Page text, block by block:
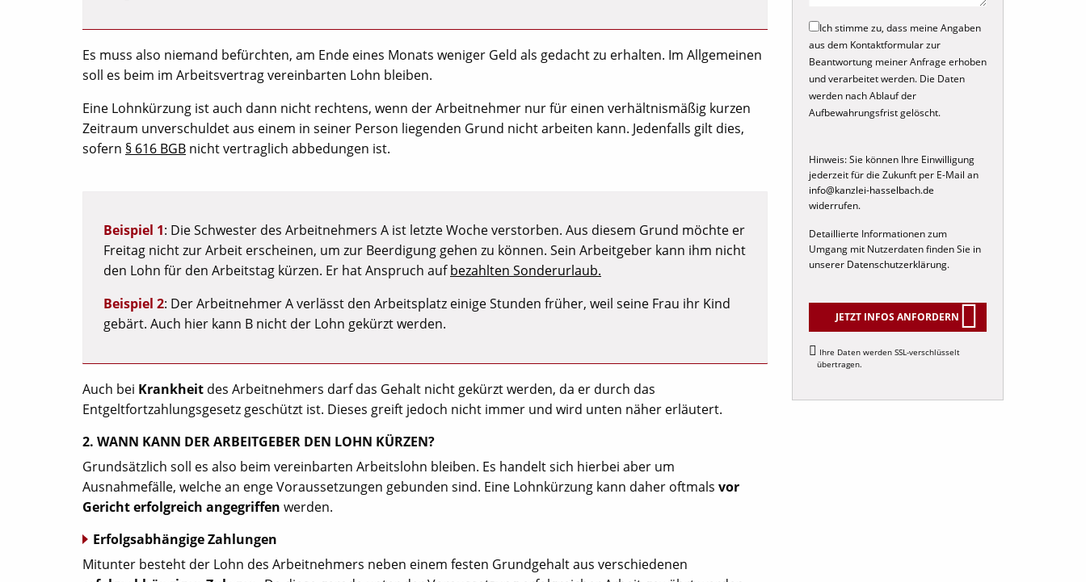
Es muss also niemand befürchten, am Ende eines Monats weniger Geld als gedacht zu erhalten. Im Allgemeinen
soll es beim im Arbeitsvertrag vereinbarten Lohn bleiben.
Eine Lohnkürzung ist auch dann nicht rechtens, wenn der Arbeitnehmer nur für einen verhältnismäßig kurzen
Zeitraum unverschuldet aus einem in seiner Person liegenden Grund nicht arbeiten kann. Jedenfalls gilt dies,
sofern § 616 BGB nicht vertraglich abbedungen ist.
Beispiel 1: Die Schwester des Arbeitnehmers A ist letzte Woche verstorben. Aus diesem Grund möchte er
Freitag nicht zur Arbeit erscheinen, um zur Beerdigung gehen zu können. Sein Arbeitgeber kann ihm nicht
den Lohn für den Arbeitstag kürzen. Er hat Anspruch aufbezahlten Sonderurlaub.
Beispiel 2: Der Arbeitnehmer A verlässt den Arbeitsplatz einige Stunden früher, weil seine Frau ihr Kind
gebärt. Auch hier kann B nicht der Lohn gekürzt werden.
Auch bei Krankheit des Arbeitnehmers darf das Gehalt nicht gekürzt werden, da er durch das
Entgeltfortzahlungsgesetz geschützt ist. Dieses greift jedoch nicht immer und wird unten näher erläutert.
2. WANN KANN DER ARBEITGEBER DEN LOHN KÜRZEN?
Grundsätzlich soll es also beim vereinbarten Arbeitslohn bleiben. Es handelt sich hierbei aber um
Ausnahmefälle, welche an enge Voraussetzungen gebunden sind. Eine Lohnkürzung kann daher oftmals vor
Gericht erfolgreich angegriffen werden.
Erfolgsabhängige Zahlungen
Mitunter besteht der Lohn des Arbeitnehmers neben einem festen Grundgehalt aus verschiedenen
Ich stimme zu, dass meine Angaben
aus dem Kontaktformular zur
Beantwortung meiner Anfrage erhoben
und verarbeitet werden. Die Daten
werden nach Ablauf der
Aufbewahrungsfrist gelöscht.
Hinweis: Sie können Ihre Einwilligung
jederzeit für die Zukunft per E-Mail an
info@kanzlei-hasselbach.de
widerrufen.
Detaillierte Informationen zum
Umgang mit Nutzerdaten finden Sie in
unserer Datenschutzerklärung.
JETZT INFOS ANFORDERN
Ihre Daten werden SSL-verschlüsselt
übertragen.